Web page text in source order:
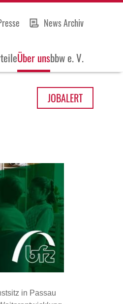
News Archiv
Über unsbbw e. V.
JOBALERT
in Passau